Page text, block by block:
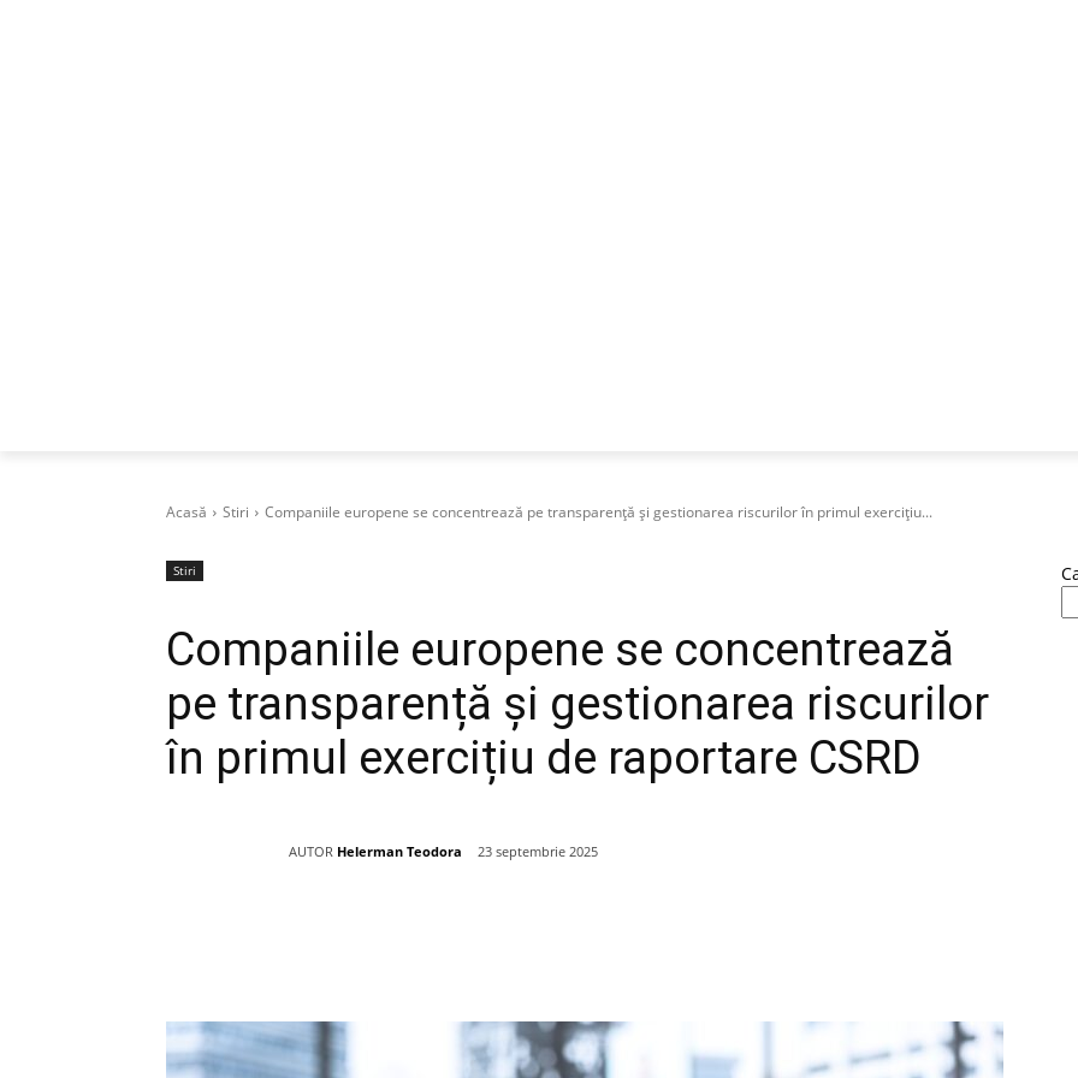
Acasă Stiri Companiile europene se concentrează pe transparență și gestionarea riscurilor în primul exercițiu...
Stiri
Companiile europene se concentrează
pe transparență și gestionarea riscurilor
în primul exercițiu de raportare CSRD
AUTOR Helerman Teodora 23 septembrie 2025